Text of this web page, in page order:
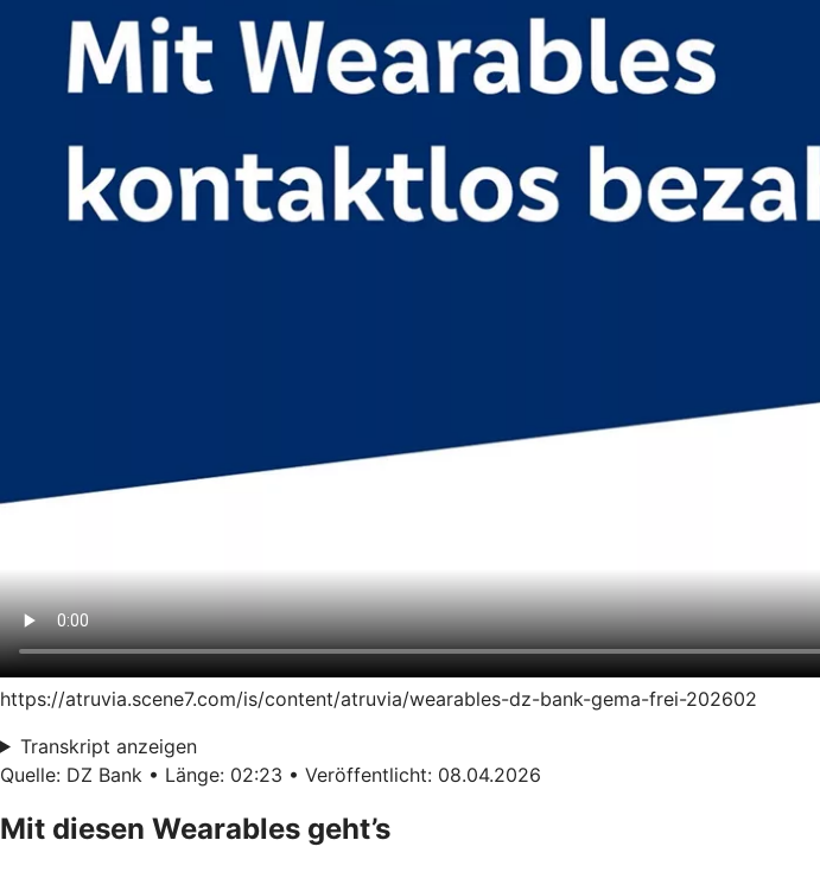
https://atruvia.scene7.com/is/content/atruvia/wearables-dz-bank-gema-frei-202602
Transkript anzeigen
Quelle: DZ Bank • Länge: 02:23 • Veröffentlicht: 08.04.2026
Mit diesen Wearables geht’s